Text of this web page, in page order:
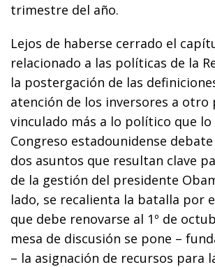
trimestre del año.
Lejos de haberse cerrado el
relacionado a las políticas de la
la postergación de las
atención de los inversores a otro
vinculado más a lo político que lo
Congreso estadounidense
dos asuntos que resultan clave
de la gestión del presidente
lado, se recalienta la batalla por
que debe renovarse al 1º de
mesa de discusión se pone –
– la asignación de recursos para